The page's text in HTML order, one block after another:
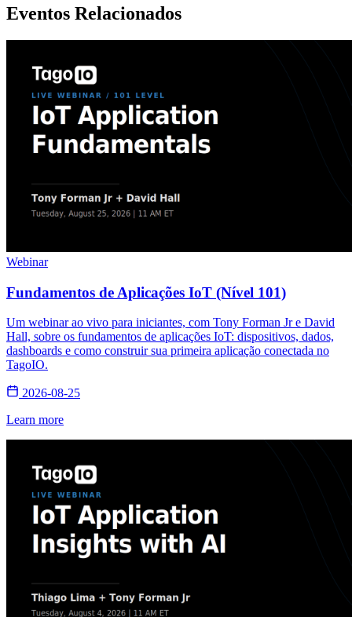
Eventos Relacionados
Webinar
Fundamentos de Aplicações IoT (Nível 101)
Um webinar ao vivo para iniciantes, com Tony Forman Jr e David
Hall, sobre os fundamentos de aplicações IoT: dispositivos, dados,
dashboards e como construir sua primeira aplicação conectada no
TagoIO.
2026-08-25
Learn more